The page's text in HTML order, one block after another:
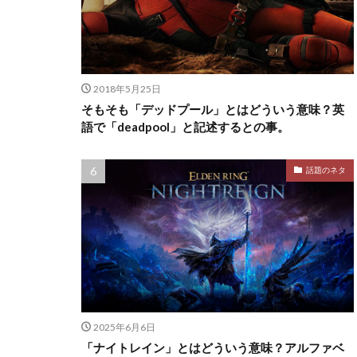
2018年5月25日
そもそも「デッドプール」とはどういう意味？英
語で「deadpool」と記述するとの事。
話題のネタ
2025年6月6日
「ナイトレイン」とはどういう意味？アルファベ